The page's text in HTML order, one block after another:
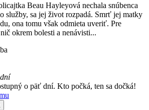
Beau Hayleyová nechala snúbenca
služby, sa jej život rozpadá. Smrť jej matky
ona tomu však odmieta uveriť. Pre
okrem bolesti a nenávisti...
o päť dní. Kto počká, ten sa dočká!